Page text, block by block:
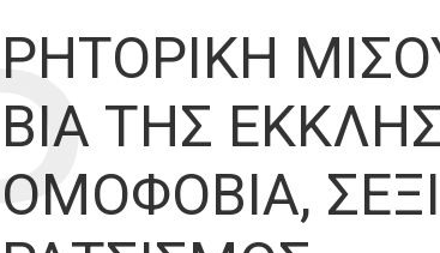
ΡΗΤΟΡΙΚΗ
ΒΙΑ ΤΗΣ
ΟΜΟΦΟΒΙΑ,